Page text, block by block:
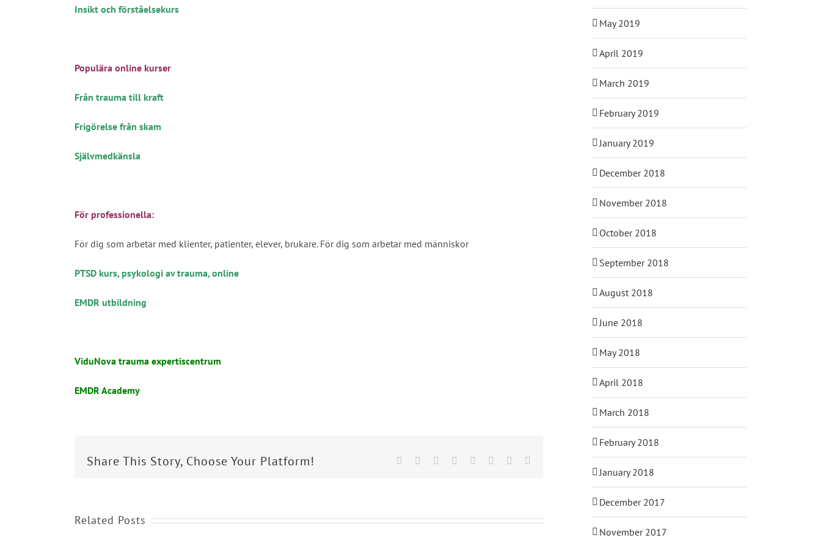
Insikt och förståelsekurs
Populära online kurser
Från trauma till kraft
Frigörelse från skam
Självmedkänsla
För professionella:
För dig som arbetar med klienter, patienter, elever, brukare. För dig som arbetar med människor
PTSD kurs, psykologi av trauma, online
EMDR utbildning
ViduNova trauma expertiscentrum
EMDR Academy
Share This Story, Choose Your Platform! Facebook Reddit LinkedIn
TumblrPinterest
Related Posts
May 2019
April 2019
March 2019
February 2019
January 2019
December 2018
November 2018
October 2018
September 2018
August 2018
June 2018
May 2018
April 2018
March 2018
February 2018
January 2018
December 2017
November 2017